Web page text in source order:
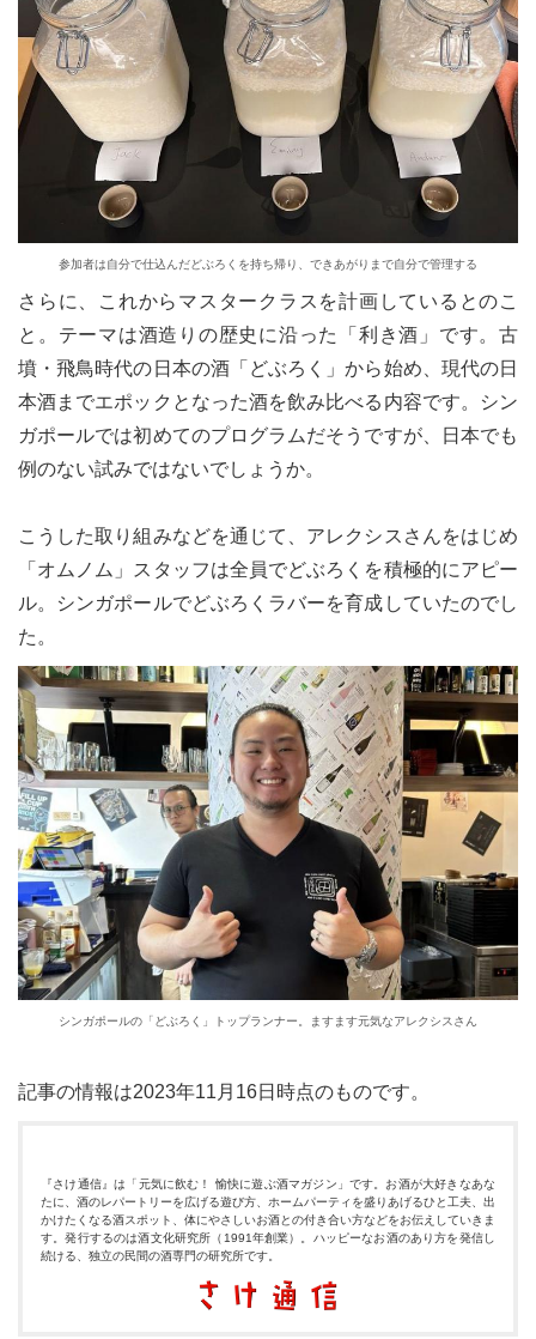
参加者は自分で仕込んだどぶろくを持ち帰り、できあがりまで自分で管理する
さらに、これからマスタークラスを計画しているとのこ
と。テーマは酒造りの歴史に沿った「利き酒」です。古
墳・飛鳥時代の日本の酒「どぶろく」から始め、現代の日
本酒までエポックとなった酒を飲み比べる内容です。シン
ガポールでは初めてのプログラムだそうですが、日本でも
例のない試みではないでしょうか。
こうした取り組みなどを通じて、アレクシスさんをはじめ
「オムノム」スタッフは全員でどぶろくを積極的にアピー
ル。シンガポールでどぶろくラバーを育成していたのでし
た。
シンガポールの「どぶろく」トップランナー。ますます元気なアレクシスさん
記事の情報は2023年11月16日時点のものです。
『さけ通信』は「元気に飲む！ 愉快に遊ぶ酒マガジン」です。お酒が大好きなあな
たに、酒のレパートリーを広げる遊び方、ホームパーティを盛りあげるひと工夫、出
かけたくなる酒スポット、体にやさしいお酒との付き合い方などをお伝えしていきま
す。発行するのは酒文化研究所（1991年創業）。ハッピーなお酒のあり方を発信し
続ける、独立の民間の酒専門の研究所です。